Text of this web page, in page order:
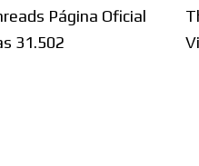
Página Oficial
31.502